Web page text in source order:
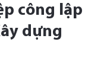
công lập
dựng